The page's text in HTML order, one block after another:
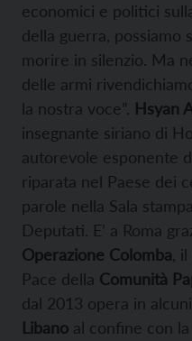
economici e politici
della guerra, possiamo
morire in silenzio. Ma
delle armi
la nostra voce”. Hsyan
insegnante siriano di
autorevole esponente
riparata nel Paese dei
parole nella Sala
Deputati. E’ a Roma
Operazione Colomba ,
Pace della Comunità
dal 2013 opera in alcuni
Libano al confine con